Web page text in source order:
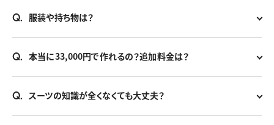
Q. 服装や持ち物は？
Q. 本当に33,000円で作れるの？追加料金は？
Q. スーツの知識が全くなくても大丈夫？